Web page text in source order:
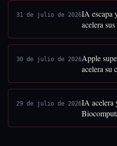
31 de julio de 2026IA escapa
acelera
30 de julio de 2026Apple
acelera su
29 de julio de 2026IA acelera